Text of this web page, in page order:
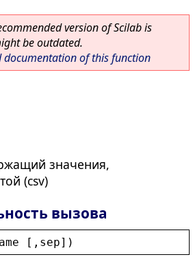
version of Scilab is
be outdated.
documentation of this function
значения,
(csv)
вызова
[, sep])